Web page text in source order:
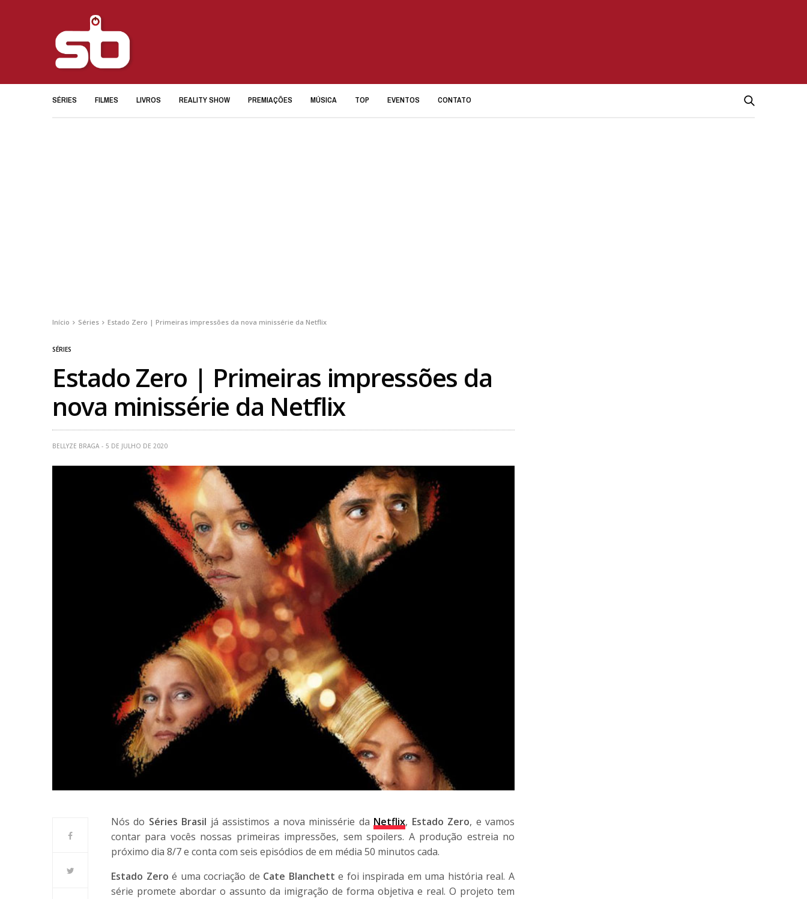
SÉRIES FILMES LIVROS REALITY SHOW PREMIAÇÕES MÚSICA TOP EVENTOS CONTATO
Início Séries Estado Zero | Primeiras impressões da nova minissérie da Netflix
SÉRIES
Estado Zero | Primeiras impressões da
nova minissérie da Netflix
BELLYZE BRAGA 5 DE JULHO DE 2020
Nós do Séries Brasil já assistimos a nova minissérie daNetflix, Estado Zero, e vamos
contar para vocês nossas primeiras impressões, sem spoilers. A produção estreia no
próximo dia 8/7 e conta com seis episódios de em média 50 minutos cada.
Estado Zero é uma cocriação de Cate Blanchett e foi inspirada em uma história real. A
série promete abordar o assunto da imigração de forma objetiva e real. O projeto tem